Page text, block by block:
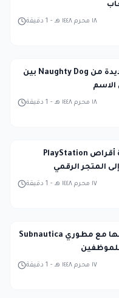
1 دقيقة - ١٨ محرم ١٤٤٨ هـ
لعبة الفضاء الجديدة من Naughty Dog بين
1 دقيقة - ١٨ محرم ١٤٤٨ هـ
سوني تعلن نهاية أقراص PlayStation
المتجر الرقمي
1 دقيقة - ١٧ محرم ١٤٤٨ هـ
كرافتون تحل نزاعها مع مطوري Subnautica
1 دقيقة - ١٧ محرم ١٤٤٨ هـ